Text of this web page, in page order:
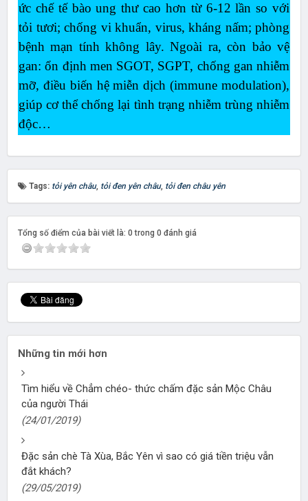
ức chế tế bào ung thư cao hơn từ 6-12 lần so với
tỏi tươi; chống vi khuẩn, virus, kháng nấm; phòng
bệnh mạn tính không lây. Ngoài ra, còn bảo vệ
gan: ổn định men SGOT, SGPT, chống gan nhiễm
mỡ, điều biến hệ miễn dịch (immune modulation),
giúp cơ thể chống lại tình trạng nhiễm trùng nhiễm
độc…
Tags: tỏi yên châu, tỏi đen yên châu, tỏi đen châu yên
Tổng số điểm của bài viết là: 0 trong 0 đánh giá
Những tin mới hơn
Tìm hiểu về Chẳm chéo- thức chấm đặc sản Mộc Châu
của người Thái
(24/01/2019)
Đặc sản chè Tà Xùa, Bắc Yên vì sao có giá tiền triệu vẫn
đắt khách?
(29/05/2019)